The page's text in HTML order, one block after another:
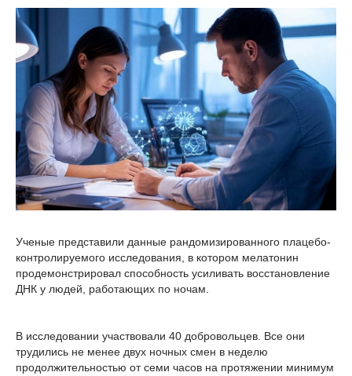
Ученые представили данные рандомизированного плацебо-
контролируемого исследования, в котором мелатонин
продемонстрировал способность усиливать восстановление
ДНК у людей, работающих по ночам.
В исследовании участвовали 40 добровольцев. Все они
трудились не менее двух ночных смен в неделю
продолжительностью от семи часов на протяжении минимум